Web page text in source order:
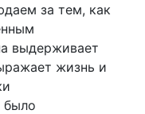
за тем, как
выдерживает
жизнь и
было